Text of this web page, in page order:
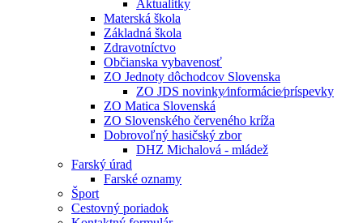
Aktualitky
Materská škola
Základná škola
Zdravotníctvo
Občianska vybavenosť
ZO Jednoty dôchodcov Slovenska
ZO JDS novinky⁄informácie⁄príspevky
ZO Matica Slovenská
ZO Slovenského červeného kríža
Dobrovoľný hasičský zbor
DHZ Michalová - mládež
Farský úrad
Farské oznamy
Šport
Cestovný poriadok